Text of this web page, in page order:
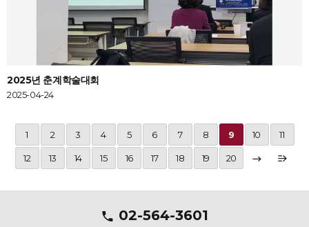
2025년 춘계학술대회
2025-04-24
1 2 3 4 5 6 7 8 9 10 11
12 13 14 15 16 17 18 19 20
02-564-3601